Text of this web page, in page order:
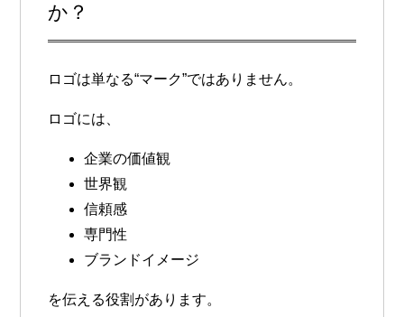
か？
ロゴは単なる“マーク”ではありません。
ロゴには、
企業の価値観
世界観
信頼感
専門性
ブランドイメージ
を伝える役割があります。